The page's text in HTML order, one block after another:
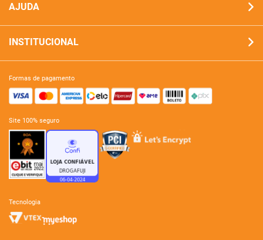
AJUDA
INSTITUCIONAL
formas de pagamento
site 100% seguro
tecnologia